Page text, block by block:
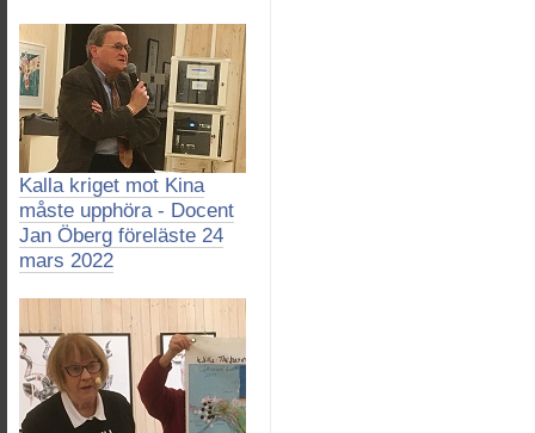
Kalla kriget mot Kina
måste upphöra - Docent
Jan Öberg föreläste 24
mars 2022